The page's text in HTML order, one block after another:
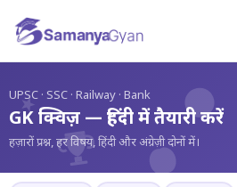
?
UPSC · SSC · Railway · Bank
GK क्विज़ — हिंदी में तैयारी करें
हज़ारों प्रश्न, हर विषय, हिंदी और अंग्रेज़ी दोनों में।